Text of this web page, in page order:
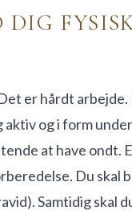
DIG
er hårdt
aktiv og i form
at have ondt.
Du skal
Samtidig skal